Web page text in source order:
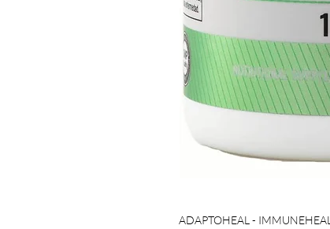
ADAPTOHEAL - IMMUNEHEAL